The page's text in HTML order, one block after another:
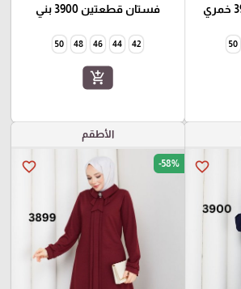
50
فستان قطعتين 3900 بني
42
44
46
48
50
add_shopping_cart
favorite_border
الأطقم
favorite_border -58%